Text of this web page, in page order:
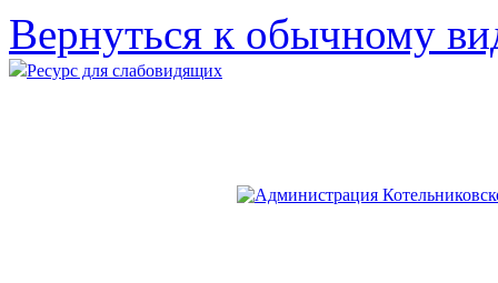
Вернуться к обычному
Ресурс для слабовидящих